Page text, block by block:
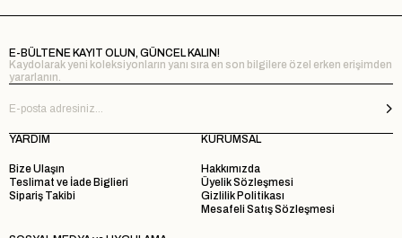
E-BÜLTENE KAYIT OLUN, GÜNCEL KALIN!
Kaydolarak yeni koleksiyonların yanı sıra en son bilgilere özel erken erişimden
yararlanın.
YARDIM
Bize Ulaşın
Teslimat ve İade Biglieri
Sipariş Takibi
KURUMSAL
Hakkımızda
Üyelik Sözleşmesi
Gizlilik Politikası
Mesafeli Satış Sözleşmesi